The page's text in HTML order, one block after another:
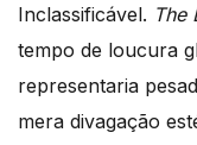
Inclassificável. The
tempo de loucura
representaria
mera divagação